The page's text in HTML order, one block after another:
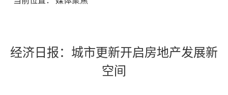
经济日报：城市更新开启房地产发展新
空间